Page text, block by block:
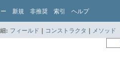
新規 非推奨 索引 ヘルプ
: フィールド | コンストラクタ | メソッド